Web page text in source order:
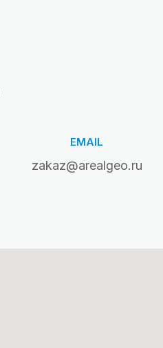
EMAIL
zakaz@arealgeo.ru